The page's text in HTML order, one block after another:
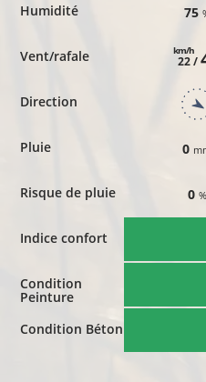
Humidité
Vent/rafale
Direction
Pluie
Risque de pluie
Indice confort
Condition
Peinture
Condition Béton
75
22 /
km/h
0
0 %